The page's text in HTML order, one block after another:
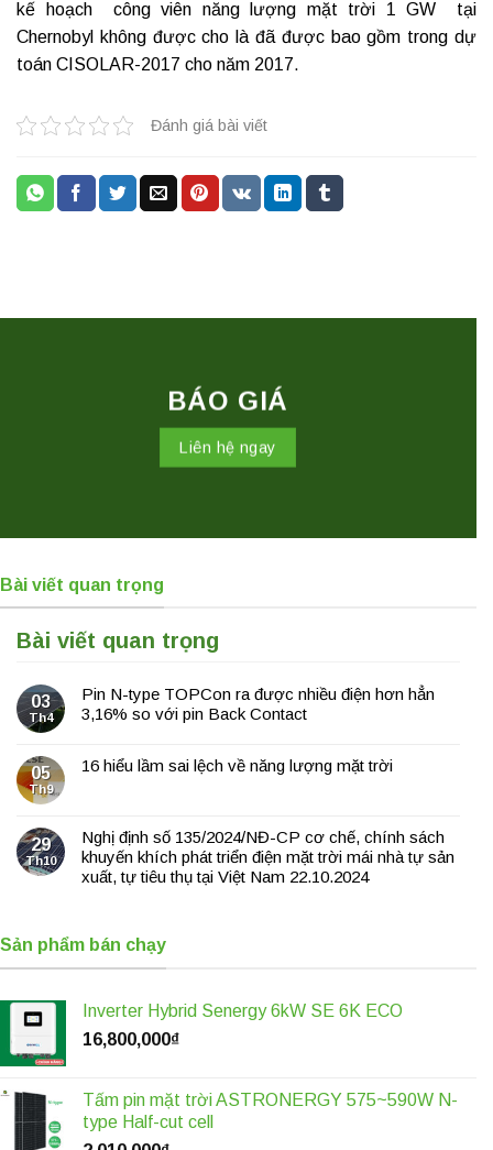
kế hoạch công viên năng lượng mặt trời 1 GW tại
Chernobyl không được cho là đã được bao gồm trong dự
toán CISOLAR-2017 cho năm 2017.
Đánh giá bài viết
BÁO GIÁ
Liên hệ ngay
Bài viết quan trọng
Bài viết quan trọng
03
Th4
Pin N-type TOPCon ra được nhiều điện hơn hẳn
3,16% so với pin Back Contact
05
Th9
16 hiểu lầm sai lệch về năng lượng mặt trời
29
Th10
Nghị định số 135/2024/NĐ-CP cơ chế, chính sách
khuyến khích phát triển điện mặt trời mái nhà tự sản
xuất, tự tiêu thụ tại Việt Nam 22.10.2024
Sản phẩm bán chạy
Inverter Hybrid Senergy 6kW SE 6K ECO
16,800,000₫
Tấm pin mặt trời ASTRONERGY 575~590W N-
type Half-cut cell